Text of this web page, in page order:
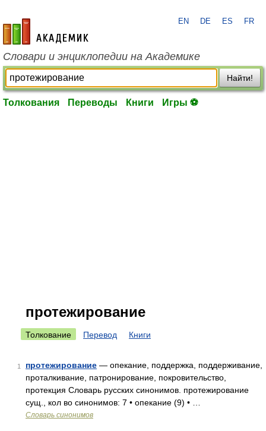
academic.ru
EN DE ES FR
Словари и энциклопедии на Академике
Найти!
Толкования Переводы Книги Игры ⚽
протежирование
Толкование Перевод Книги
1 протежирование — опекание, поддержка, поддерживание,
проталкивание, патронирование, покровительство,
протекция Словарь русских синонимов. протежирование
сущ., кол во синонимов: 7 • опекание (9) • …
Словарь синонимов